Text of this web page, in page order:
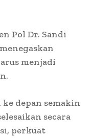
Pol Dr. Sandi
menjadi
depan semakin
secara
perkuat